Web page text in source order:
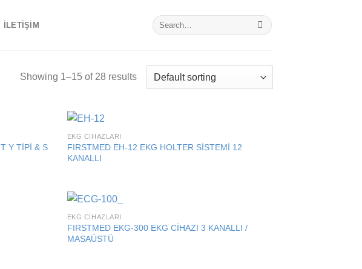
İLETIŞIM
Search
for:
Showing 1–15 of 28 results
Add to
wishlist
Y TİPİ & S
Add to
wishlist
EKG CIHAZLARI
FIRSTMED EH-12 EKG HOLTER SİSTEMİ 12
KANALLI
Add to
wishlist
EKG CIHAZLARI
FIRSTMED EKG-300 EKG CİHAZI 3 KANALLI /
MASAÜSTÜ